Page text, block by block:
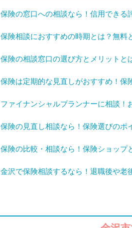
保険の窓口への相談なら！信用できる
保険相談におすすめの時期とは？無料
保険の相談窓口の選び方とメリットと
保険は定期的な見直しがおすすめ！保
ファイナンシャルプランナーに相談
保険の見直し相談なら！保険選びのポ
保険の比較・相談なら！保険ショップ
金沢で保険相談するなら！退職後や老